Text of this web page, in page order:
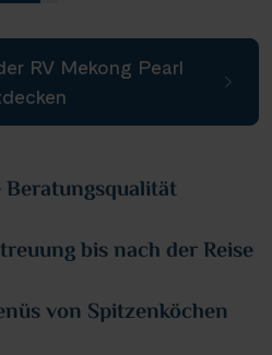
RV Mekong Pearl
bis nach der Reise
von Spitzenköchen